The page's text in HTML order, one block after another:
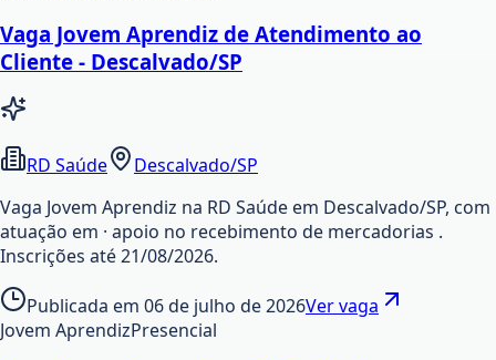
Vaga Jovem Aprendiz de Atendimento ao
Cliente - Descalvado/SP
RD Saúde
Descalvado/SP
Vaga Jovem Aprendiz na RD Saúde em Descalvado/SP, com
atuação em · apoio no recebimento de mercadorias .
Inscrições até 21/08/2026.
Publicada em 06 de julho de 2026Ver vaga
Jovem AprendizPresencial